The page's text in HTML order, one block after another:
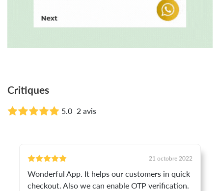
Critiques
5.0 2 avis
21 octobre 2022
Wonderful App. It helps our customers in quick
checkout. Also we can enable OTP verification.